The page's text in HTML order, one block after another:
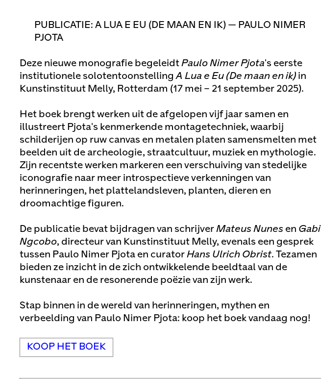
PUBLICATIE: A LUA E EU (DE MAAN EN IK) — PAULO NIMER
PJOTA
Deze nieuwe monografie begeleidt Paulo Nimer Pjota's eerste
institutionele solotentoonstellingA Lua e Eu (De maan en ik) in
Kunstinstituut Melly, Rotterdam (17 mei – 21 september 2025).
Het boek brengt werken uit de afgelopen vijf jaar samen en
illustreert Pjota's kenmerkende montagetechniek, waarbij
schilderijen op ruw canvas en metalen platen samensmelten met
beelden uit de archeologie, straatcultuur, muziek en mythologie.
Zijn recentste werken markeren een verschuiving van stedelijke
iconografie naar meer introspectieve verkenningen van
herinneringen, het plattelandsleven, planten, dieren en
droomachtige figuren.
De publicatie bevat bijdragen van schrijver Mateus Nunes en Gabi
Ngcobo, directeur van Kunstinstituut Melly, evenals een gesprek
tussen Paulo Nimer Pjota en curator Hans Ulrich Obrist. Tezamen
bieden ze inzicht in de zich ontwikkelende beeldtaal van de
kunstenaar en de resonerende poëzie van zijn werk.
Stap binnen in de wereld van herinneringen, mythen en
verbeelding van Paulo Nimer Pjota: koop het boek vandaag nog!
KOOP HET BOEK